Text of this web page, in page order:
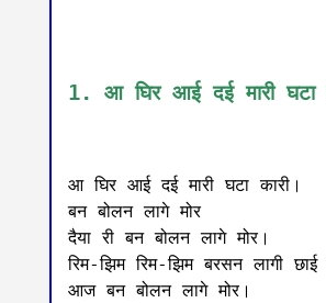
1. आ घिर आई दई मारी घटा
आ घिर आई दई मारी घटा कारी।
बन बोलन लागे मोर
दैया री बन बोलन लागे मोर।
रिम-झिम रिम-झिम बरसन लागी
आज बन बोलन लागे मोर।